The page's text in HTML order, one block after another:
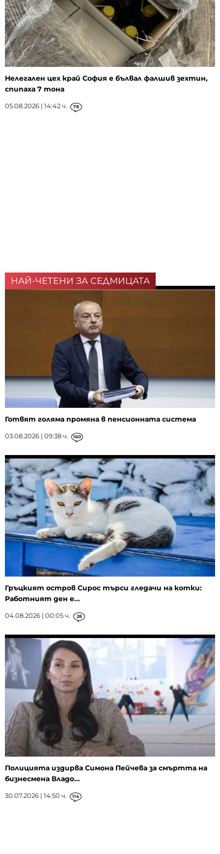
Нелегален цех край София е бълвал фалшив зехтин,
спипаха 7 тона
05.08.2026 | 14:42 ч. 78
НАЙ-ЧЕТЕНИ ЗА СЕДМИЦАТА
Готвят голяма промяна в пенсионната система
03.08.2026 | 09:38 ч. 160
Гръцкият остров Сирос търси гледачи на котки:
Работният ден е...
04.08.2026 | 00:05 ч. 28
Полицията издирва Симона Пейчева за смъртта на
бизнесмена Владо...
30.07.2026 | 14:50 ч. 114